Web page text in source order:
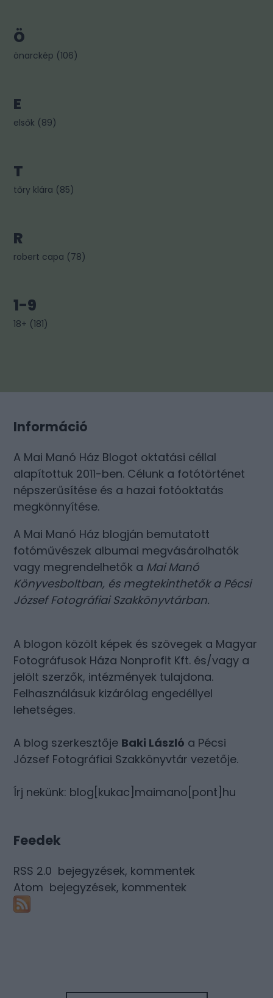
Ö
önarckép (106)
E
elsők (89)
T
tőry klára (85)
R
robert capa (78)
1-9
18+ (181)
Információ
A Mai Manó Ház Blogot oktatási céllal
alapítottuk 2011-ben. Célunk a fotótörténet
népszerűsítése és a hazai fotóoktatás
megkönnyítése.
A Mai Manó Ház blogján bemutatott
fotóművészek albumai megvásárolhatók
vagy megrendelhetők a Mai Manó
Könyvesboltban, és megtekinthetők a Pécsi
József Fotográfiai Szakkönyvtárban.
A blogon közölt képek és szövegek a Magyar
Fotográfusok Háza Nonprofit Kft. és/vagy a
jelölt szerzők, intézmények tulajdona.
Felhasználásuk kizárólag engedéllyel
lehetséges.
A blog szerkesztője Baki László a Pécsi
József Fotográfiai Szakkönyvtár vezetője.
Írj nekünk: blog[kukac]maimano[pont]hu
Feedek
RSS 2.0 bejegyzések, kommentek
Atom bejegyzések, kommentek